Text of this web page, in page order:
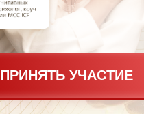
ПРИНЯТЬ УЧАСТИЕ